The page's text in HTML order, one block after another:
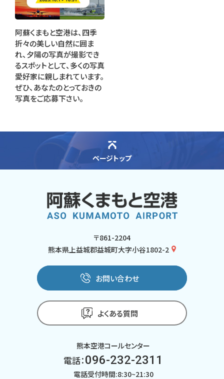
阿蘇くまもと空港は、四季
折々の美しい自然に囲ま
れ、夕陽の写真が撮影でき
るスポットとして、多くの写真
愛好家に親しまれています。
ぜひ、あなたのとっておきの
写真をご応募下さい。
ページトップ
〒861-2204
熊本県上益城郡益城町大字小谷1802-2
お問い合わせ
よくある質問
熊本空港コールセンター
電話：096-232-2311
電話受付時間:8:30~21:30